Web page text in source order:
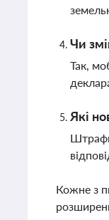
Чи
Так,
Які
Кожне з